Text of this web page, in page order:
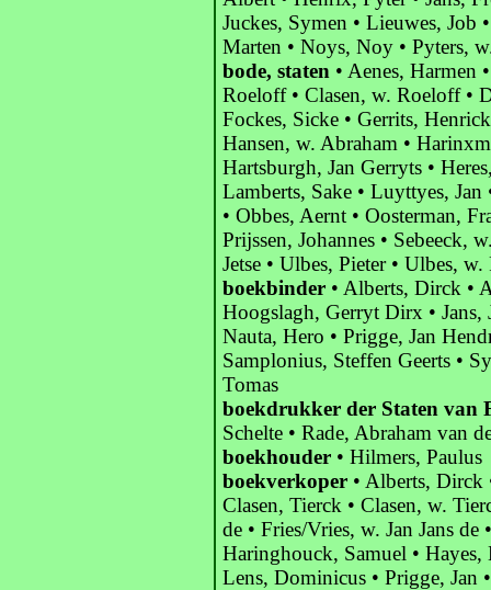
Juckes, Symen • Lieuwes, Job
Marten • Noys, Noy • Pyters,
bode, staten • Aenes, Harmen
Roeloff • Clasen, w. Roeloff •
Fockes, Sicke • Gerrits,
Hansen, w. Abraham •
Hartsburgh, Jan Gerryts •
Lamberts, Sake • Luyttyes,
• Obbes, Aernt • Oosterman,
Prijssen, Johannes • Sebeeck,
Jetse • Ulbes, Pieter • Ulbes,
boekbinder • Alberts, Dirck •
Hoogslagh, Gerryt Dirx • Jans,
Nauta, Hero • Prigge, Jan
Samplonius, Steffen Geerts •
Tomas
boekdrukker der Staten van
Schelte • Rade, Abraham van
boekhouder • Hilmers, Paulus
boekverkoper • Alberts, Dirck
Clasen, Tierck • Clasen, w.
de • Fries/Vries, w. Jan Jans de
Haringhouck, Samuel • Hayes,
Lens, Dominicus • Prigge, Jan